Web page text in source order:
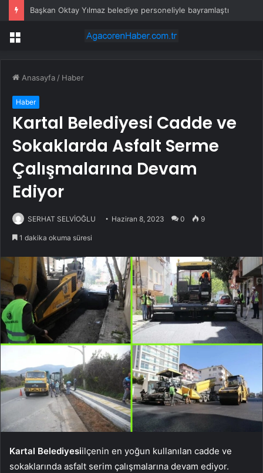
Başkan Oktay Yılmaz belediye personeliyle bayramlaştı
Menü
Anasayfa / Haber
Haber
Kartal Belediyesi Cadde ve
Sokaklarda Asfalt Serme
Çalışmalarına Devam
Ediyor
SERHAT SELVİOĞLU Haziran 8, 2023 0 9
1 dakika okuma süresi
Kartal Belediyesiilçenin en yoğun kullanılan cadde ve
sokaklarında asfalt serim çalışmalarına devam ediyor.